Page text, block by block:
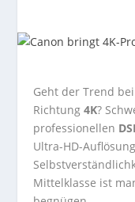
Geht der Trend bei
Richtung4K?
professionellen
Ultra-HD-
Mittelklasse ist